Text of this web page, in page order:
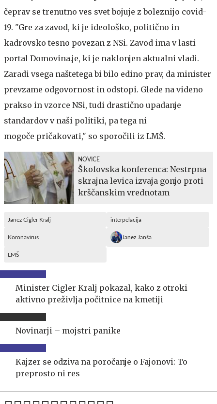
čeprav se trenutno ves svet bojuje z boleznijo covid-
19. "Gre za zavod, ki je ideološko, politično in
kadrovsko tesno povezan z NSi. Zavod ima v lasti
portal Domovina.je, ki je naklonjen aktualni vladi.
Zaradi vsega naštetega bi bilo edino prav, da minister
prevzame odgovornost in odstopi. Glede na videno
prakso in vzorce NSi, tudi drastično upadanje
standardov v naši politiki, pa tega ni
mogoče pričakovati," so sporočili iz LMŠ.
NOVICE
Škofovska konferenca: Nestrpna
skrajna levica izvaja gonjo proti
krščanskim vrednotam
Janez Cigler Kralj interpelacija
Koronavirus Janez Janša
LMŠ
Minister Cigler Kralj pokazal, kako z otroki
aktivno preživlja počitnice na kmetiji
Novinarji – mojstri panike
Kajzer se odziva na poročanje o Fajonovi: To
preprosto ni res